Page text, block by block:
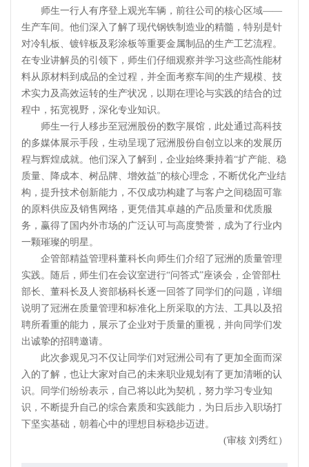
师生一行人有序登上观光车辆，前往公司的核心区域——
生产车间。他们深入了解了现代钢铁制造业的精髓，特别是针
对冷轧板、镀锌板及彩涂板等重要金属制品的生产工艺流程。
在专业讲解员的引领下，师生们仔细观察并学习这些高性能材
料从原材料到成品的全过程，并全面考察车间的生产规模、技
术实力及高效运转的生产状况，以期在理论与实践的结合的过
程中，拓宽视野，深化专业知识。
师生一行人移步至冠洲股份的数字展馆，此处通过高科技
的多媒体展示手段，生动呈现了冠洲股份自创立以来的发展历
程与辉煌成就。他们深入了解到，企业始终秉持着“扩产能、稳
质量、降成本、树品牌、增效益”的核心理念，不断优化产业结
构，提升技术创新能力，不仅成功构建了与客户之间稳固可靠
的原料供应及销售网络，更凭借其卓越的产品质量和优质服
务，赢得了国内外市场的广泛认可与高度赞誉，成为了行业内
一颗璀璨的明星。
企管部精益管理科董科长向师生们介绍了冠洲的质量管理
实践。随后，师生们在会议室进行“问答式”座谈会，企管部杜
部长、董科长及人资部杨科长逐一回答了同学们的问题，详细
说明了冠洲在质量管理和标准化上所采取的方法、工具以及招
聘所看重的能力，展示了企业对于质量的重视，并向同学们发
出诚挚的招聘邀请。
此次参观见习不仅让同学们对冠洲公司有了更加全面而深
入的了解，也让大家对自己的未来职业规划有了更加清晰的认
识。同学们纷纷表示，自己将以此为契机，努力学习专业知
识，不断提升自己的综合素质和实践能力，为日后步入职场打
下坚实基础，朝着心中的理想目标稳步迈进。
(审核 刘秀红）